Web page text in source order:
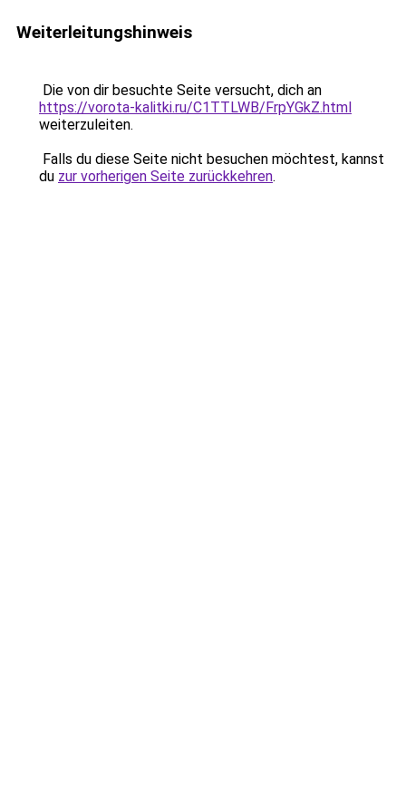
Weiterleitungshinweis
Die von dir besuchte Seite versucht, dich an
https://vorota-kalitki.ru/C1TTLWB/FrpYGkZ.html
weiterzuleiten.
Falls du diese Seite nicht besuchen möchtest, kannst
du zur vorherigen Seite zurückkehren.